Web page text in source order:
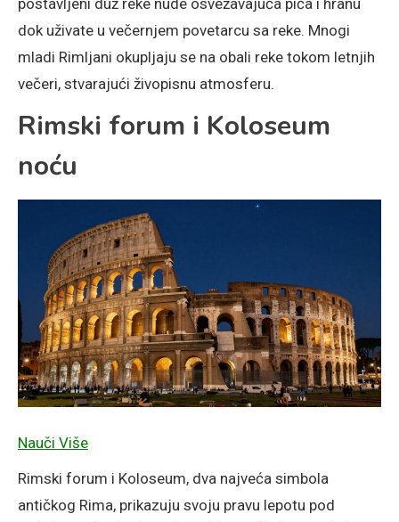
dok uživate u večernjem povetarcu sa reke. Mnogi
mladi Rimljani okupljaju se na obali reke tokom letnjih
večeri, stvarajući živopisnu atmosferu.
Rimski forum i Koloseum
noću
Nauči Više
Rimski forum i Koloseum, dva najveća simbola
antičkog Rima, prikazuju svoju pravu lepotu pod